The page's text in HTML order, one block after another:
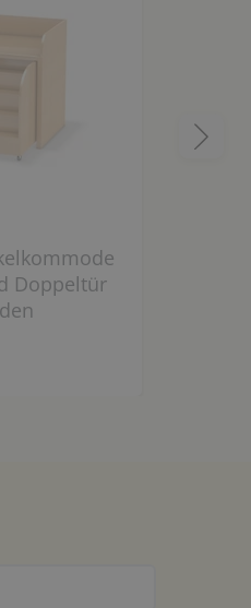
Doppeltür